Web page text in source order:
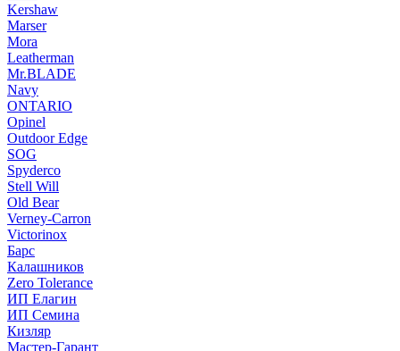
Kershaw
Marser
Mora
Leatherman
Mr.BLADE
Navy
ONTARIO
Opinel
Outdoor Edge
SOG
Spyderco
Stell Will
Old Bear
Verney-Carron
Victorinox
Барс
Калашников
Zero Tolerance
ИП Елагин
ИП Семина
Кизляр
Мастер-Гарант